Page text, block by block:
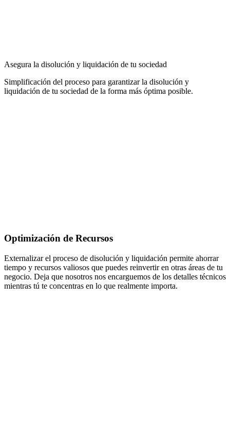
Asegura la disolución y liquidación de tu sociedad
Simplificación del proceso para garantizar la disolución y
liquidación de tu sociedad de la forma más óptima posible.
Optimización de Recursos
Externalizar el proceso de disolución y liquidación permite ahorrar
tiempo y recursos valiosos que puedes reinvertir en otras áreas de tu
negocio. Deja que nosotros nos encarguemos de los detalles técnicos
mientras tú te concentras en lo que realmente importa.